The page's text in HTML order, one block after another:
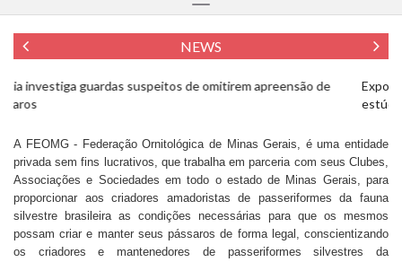
NEWS
Exposição em SC mostra pássaros em extinção fotografados em
estúdio
A FEOMG - Federação Ornitológica de Minas Gerais, é uma entidade
privada sem fins lucrativos, que trabalha em parceria com seus Clubes,
Associações e Sociedades em todo o estado de Minas Gerais, para
proporcionar aos criadores amadoristas de passeriformes da fauna
silvestre brasileira as condições necessárias para que os mesmos
possam criar e manter seus pássaros de forma legal, conscientizando
os criadores e mantenedores de passeriformes silvestres da